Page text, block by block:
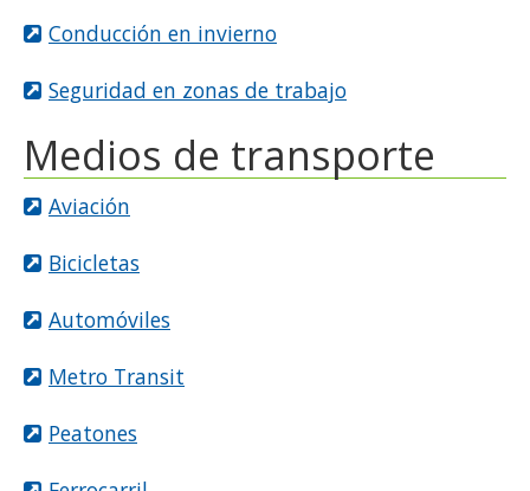
Conducción en invierno
Seguridad en zonas de trabajo
Medios de transporte
Aviación
Bicicletas
Automóviles
Metro Transit
Peatones